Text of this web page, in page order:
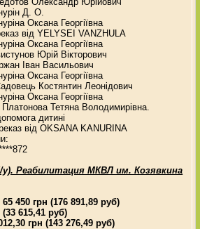
Д. О.
Оксана Георгіївна
від YELYSEI VANZHULA
Оксана Георгіївна
Юрій Вікторович
Іван Васильович
Оксана Георгіївна
Костянтин Леонідович
Оксана Георгіївна
Тетяна Володимирівна.
дитинi
від OKSANA KANURINA
у). Реабилитация МКВЛ им. Козявкина
450 грн (176 891,89 руб)
615,41 руб)
грн (143 276,49 руб)